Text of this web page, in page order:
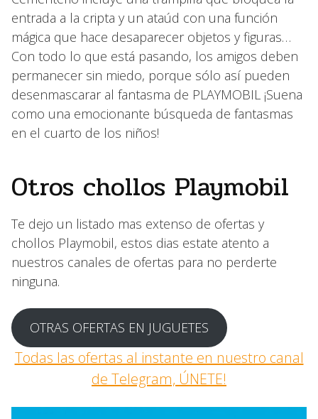
entrada a la cripta y un ataúd con una función
mágica que hace desaparecer objetos y figuras…
Con todo lo que está pasando, los amigos deben
permanecer sin miedo, porque sólo así pueden
desenmascarar al fantasma de PLAYMOBIL ¡Suena
como una emocionante búsqueda de fantasmas
en el cuarto de los niños!
Otros chollos Playmobil
Te dejo un listado mas extenso de ofertas y
chollos Playmobil, estos dias estate atento a
nuestros canales de ofertas para no perderte
ninguna.
OTRAS OFERTAS EN JUGUETES
Todas las ofertas al instante en nuestro canal
de Telegram, ÚNETE!